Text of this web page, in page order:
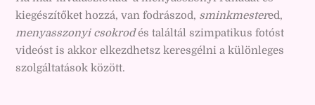
kiegészítőket hozzá, van fodrászod, sminkmestered,
menyasszonyi csokrodés találtál szimpatikus fotóst
videóst is akkor elkezdhetsz keresgélni a különleges
szolgáltatások között.